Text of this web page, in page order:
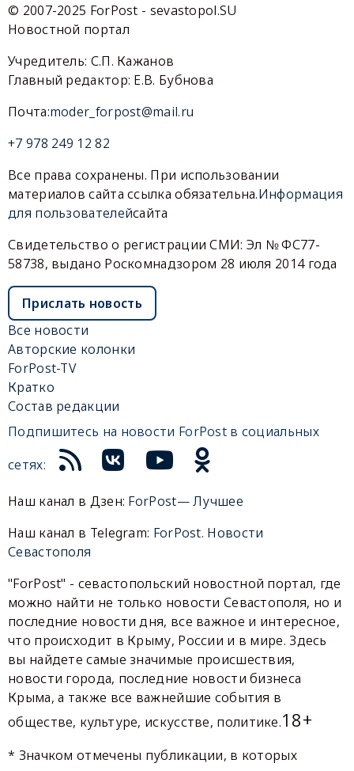
© 2007-2025 ForPost - sevastopol.SU
Новостной портал
Учредитель: С.П. Кажанов
Главный редактор: Е.В. Бубнова
Почта:moder_forpost@mail.ru
+7 978 249 12 82
Все права сохранены. При использовании
материалов сайта ссылка обязательна.Информация
для пользователейсайта
Свидетельство о регистрации СМИ: Эл № ФС77-
58738, выдано Роскомнадзором 28 июля 2014 года
Прислать новость
Все новости
Авторские колонки
ForPost-TV
Кратко
Состав редакции
Подпишитесь на новости ForPost в социальных
сетях:
Наш канал в Дзен: ForPost— Лучшее
Наш канал в Telegram: ForPost. Новости
Севастополя
"ForPost" - севастопольский новостной портал, где
можно найти не только новости Севастополя, но и
последние новости дня, все важное и интересное,
что происходит в Крыму, России и в мире. Здесь
вы найдете самые значимые происшествия,
новости города, последние новости бизнеса
Крыма, а также все важнейшие события в
обществе, культуре, искусстве, политике.18+
* Значком отмечены публикации, в которых